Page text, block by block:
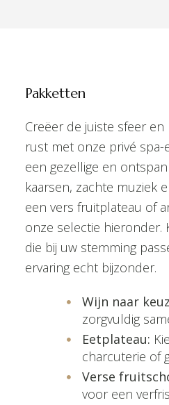
Pakketten
Creëer de juiste sfeer
rust met onze privé spa-
een gezellige en
kaarsen, zachte muziek
een vers fruitplateau of
onze selectie hieronder.
die bij uw stemming
ervaring echt bijzonder.
Wijn naar
zorgvuldig
Eetplateau:
charcuterie of
Verse
voor een